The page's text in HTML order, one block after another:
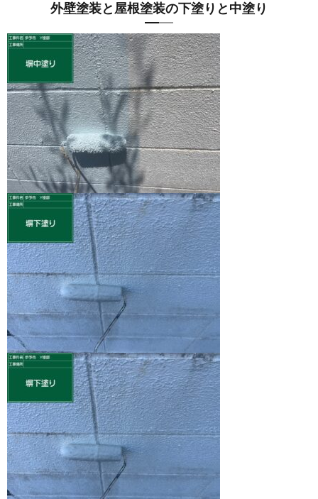
外壁塗装と屋根塗装の下塗りと中塗り